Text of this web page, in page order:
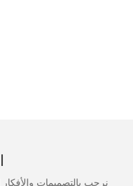
نرحب بالتصميمات